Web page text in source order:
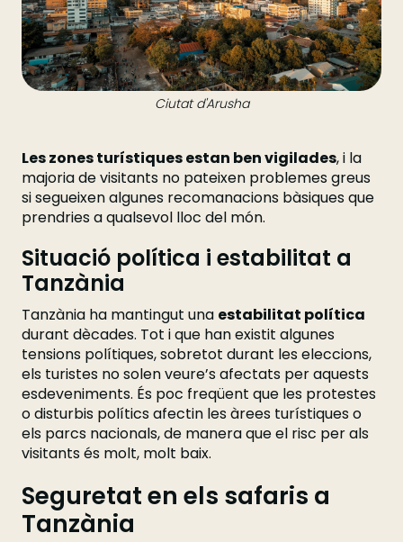
Ciutat d'Arusha
Les zones turístiques estan ben vigilades, i la
majoria de visitants no pateixen problemes greus
si segueixen algunes recomanacions bàsiques que
prendries a qualsevol lloc del món.
Situació política i estabilitat a
Tanzània
Tanzània ha mantingut una estabilitat política
durant dècades. Tot i que han existit algunes
tensions polítiques, sobretot durant les eleccions,
els turistes no solen veure’s afectats per aquests
esdeveniments. És poc freqüent que les protestes
o disturbis polítics afectin les àrees turístiques o
els parcs nacionals, de manera que el risc per als
visitants és molt, molt baix.
Seguretat en els safaris a
Tanzània